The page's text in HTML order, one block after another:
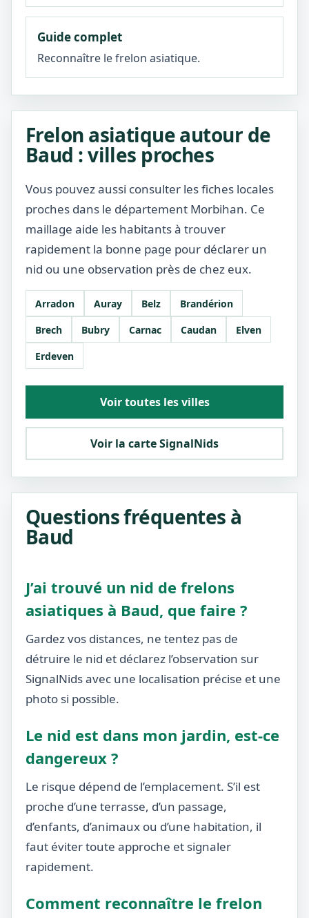
Guide complet
Reconnaître le frelon asiatique.
Frelon asiatique autour de
Baud : villes proches
Vous pouvez aussi consulter les fiches locales
proches dans le département Morbihan. Ce
maillage aide les habitants à trouver
rapidement la bonne page pour déclarer un
nid ou une observation près de chez eux.
Arradon Auray Belz
Brandérion
Brech
Bubry Carnac Caudan
Elven
Erdeven
Voir toutes les villes
Voir la carte SignalNids
Questions fréquentes à
Baud
J’ai trouvé un nid de frelons
asiatiques à Baud, que faire ?
Gardez vos distances, ne tentez pas de
détruire le nid et déclarez l’observation sur
SignalNids avec une localisation précise et une
photo si possible.
Le nid est dans mon jardin, est-ce
dangereux ?
Le risque dépend de l’emplacement. S’il est
proche d’une terrasse, d’un passage,
d’enfants, d’animaux ou d’une habitation, il
faut éviter toute approche et signaler
rapidement.
Comment reconnaître le frelon